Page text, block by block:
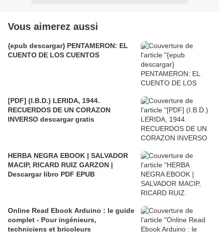
Vous aimerez aussi
{epub descargar} PENTAMERON: EL
CUENTO DE LOS CUENTOS
[PDF] (I.B.D.) LERIDA, 1944.
RECUERDOS DE UN CORAZON
INVERSO descargar gratis
HERBA NEGRA EBOOK | SALVADOR
MACIP, RICARD RUIZ GARZON |
Descargar libro PDF EPUB
Online Read Ebook Arduino : le guide
complet - Pour ingénieurs,
techniciens et bricoleurs